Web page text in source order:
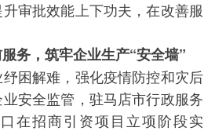
审批效能上下功夫，在改善服
服务，筑牢企业生产“安全墙”
困解难，强化疫情防控和灾后
安全监管，驻马店市行政服务
在招商引资项目立项阶段实